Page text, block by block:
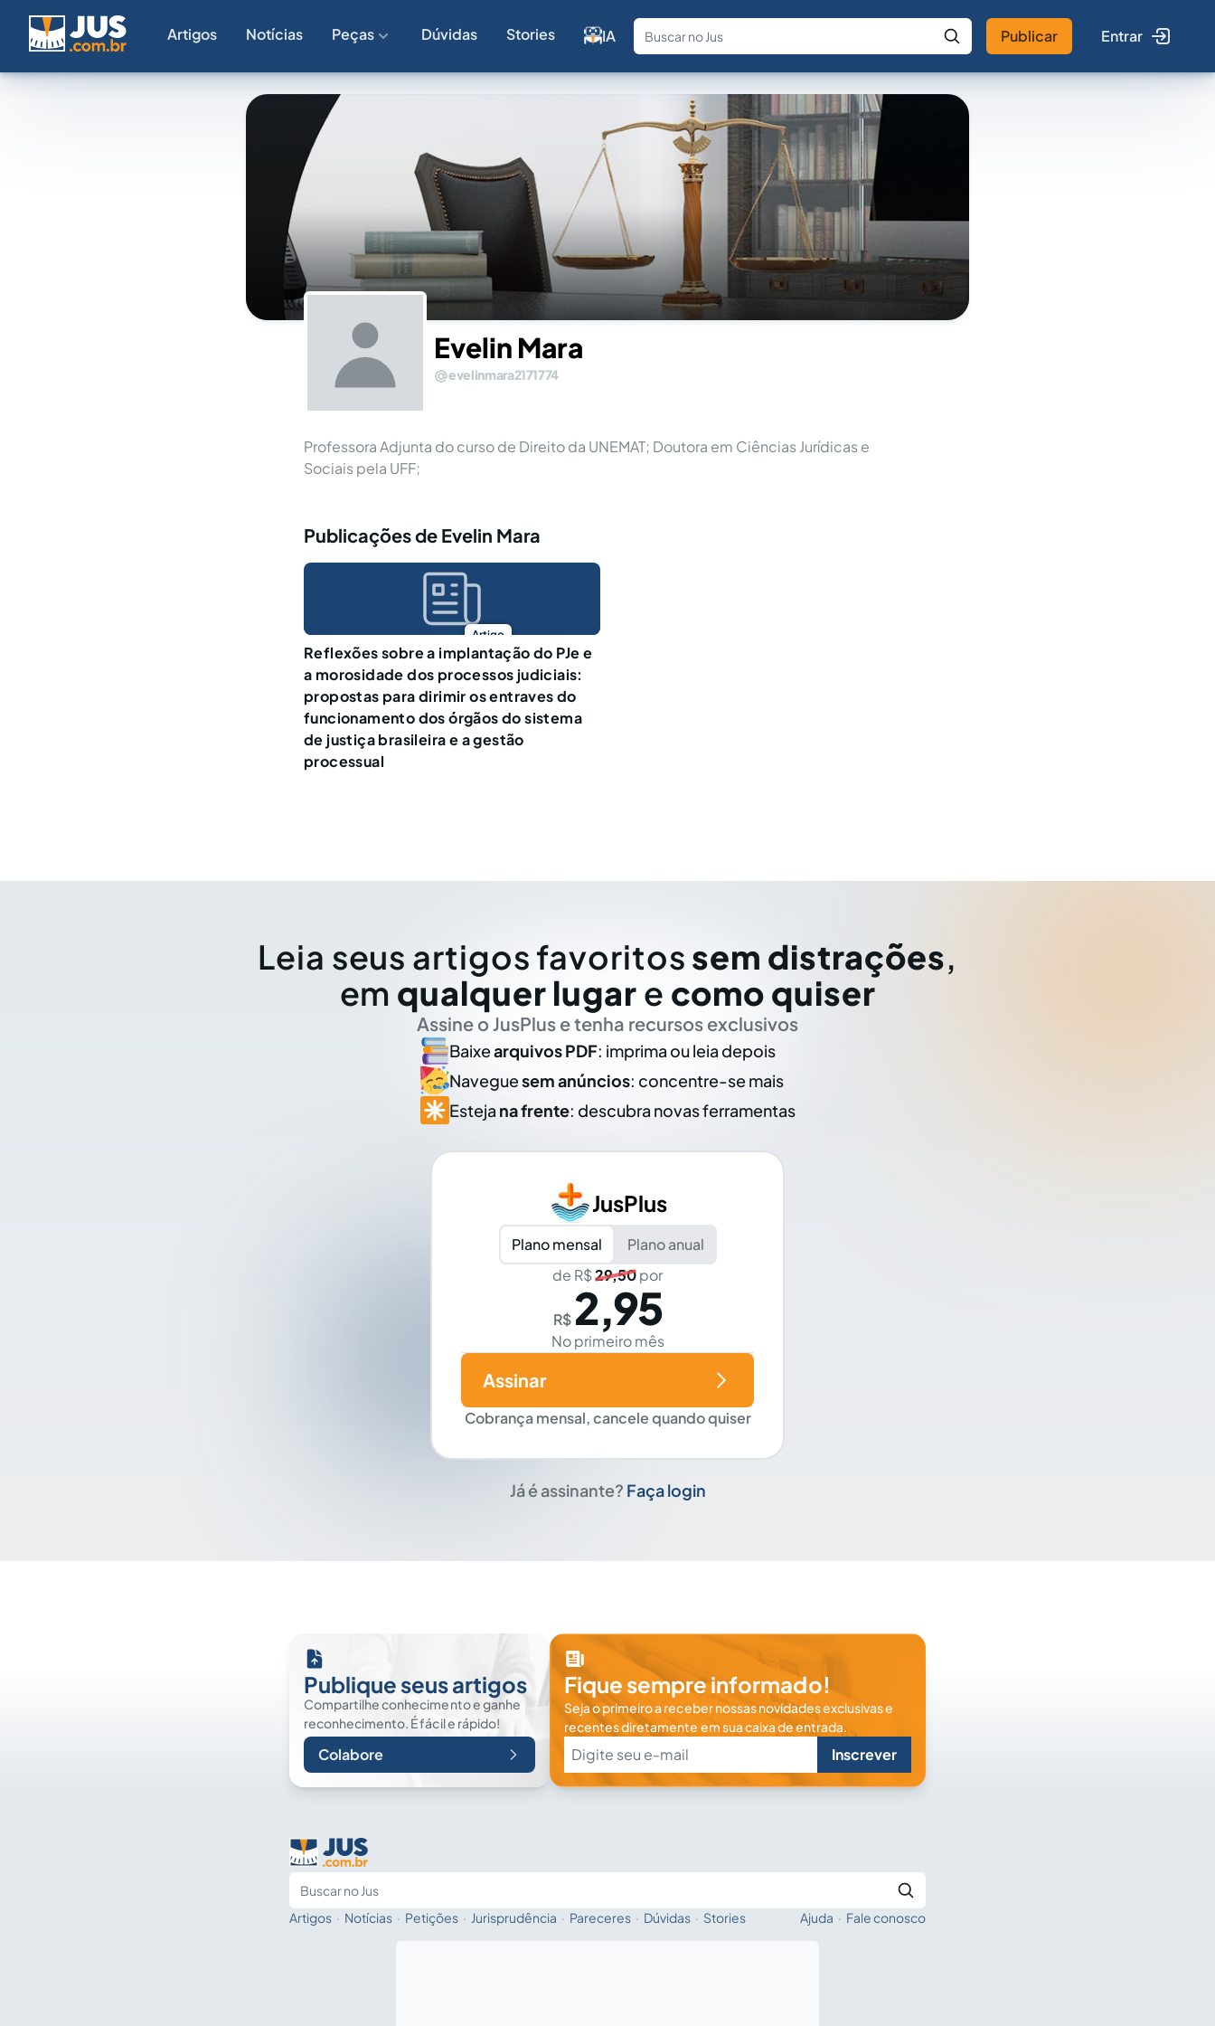
Artigos Notícias Peças Dúvidas Stories IA
Fale com a IA Buscar no Jus
Publicar Entrar
Evelin Mara
evelinmara2171774
Professora Adjunta do curso de Direito da UNEMAT; Doutora em Ciências Jurídicas e
Sociais pela UFF;
Publicações de Evelin Mara
Artigo
Reflexões sobre a implantação do PJe e
a morosidade dos processos judiciais:
propostas para dirimir os entraves do
funcionamento dos órgãos do sistema
de justiça brasileira e a gestão
processual
Leia seus artigos favoritos sem distrações,
em qualquer lugar e como quiser
Assine o JusPlus e tenha recursos exclusivos
Baixearquivos PDF: imprima ou leia depois
Naveguesem anúncios: concentre-se mais
Esteja na frente: descubra novas ferramentas
JusPlus
Plano mensal
Plano anual
de R$29,50por
R$ 2,95
No primeiro mês
Cobrança mensal, cancele quando quiser
Assinar
Já é assinante? Faça login
Publique seus artigos
Compartilhe conhecimento e ganhe
reconhecimento. É fácil e rápido!
Colabore
Fique sempre informado!
Seja o primeiro a receber nossas novidades exclusivas e
recentes diretamente em sua caixa de entrada.
Inscrever
Artigos · Notícias · Petições · Jurisprudência · Pareceres · Dúvidas · Stories Ajuda · Fale conosco